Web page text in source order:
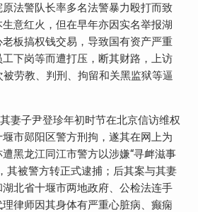
法警队长率多名法警暴力殴打而致
意红火，但在早年亦因实名举报湖
板搞权钱交易，导致国有资产严重
下岗等而遭打压，断其财路，上访
劳教、判刑、拘留和关黑监狱等逼
妻子尹登珍年初时节在北京信访维权
市郧阳区警方刑拘，遂其在网上为
黑龙江同江市警方以涉嫌“寻衅滋事
其被警方转正式逮捕；后其案与其妻
北省十堰市两地政府、公检法连手
律师因其身体有严重心脏病、癫痫